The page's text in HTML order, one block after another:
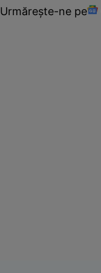
Urmărește-ne pe